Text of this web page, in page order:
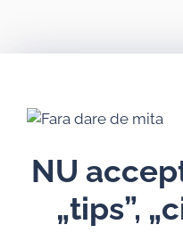
NU
„tips”,